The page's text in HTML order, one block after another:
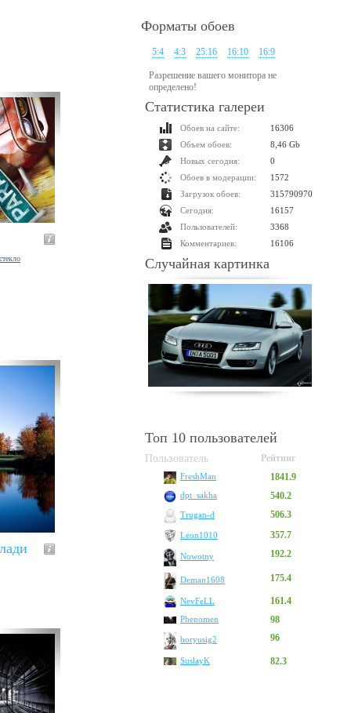
Форматы обоев
5:4 4:3 25:16 16:10 16:9
Разрешение вашего монитора не
определено!
Статистика галереи
Обоев на сайте:
16306
Объем обоев:
8,46 Gb
Новых сегодня:
0
Обоев в модерации:
1572
Загрузок обоев:
315790970
Сегодня:
16157
Пользователей:
3368
Комментариев:
16106
Случайная картинка
Топ 10 пользователей
Пользователь Рейтинг
FreshMan 1841.9
dpt_sakha 540.2
Trugan-d 506.3
Leon1010 357.7
Nowotny 192.2
Deman1608 175.4
NevFeLL 161.4
Phenomen 98
boryusig2 96
SuslayK 82.3